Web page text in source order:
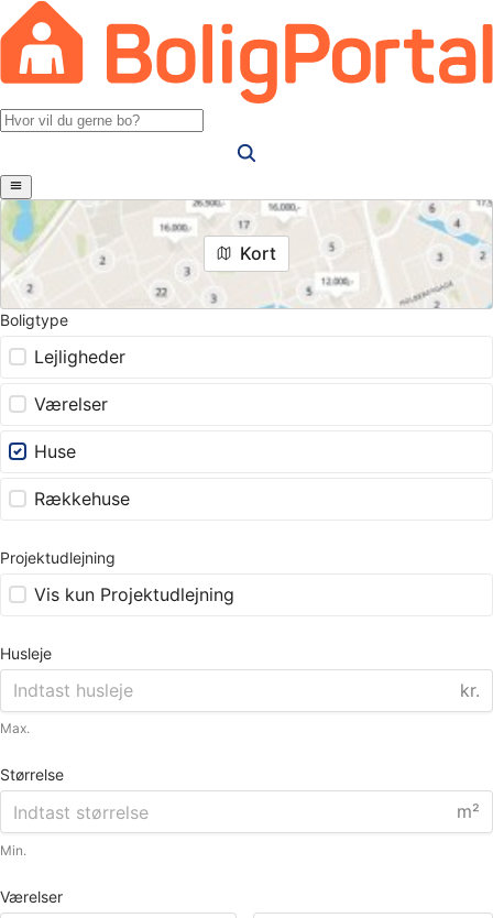
Kort
Boligtype
Lejligheder
Værelser
Huse
Rækkehuse
Projektudlejning
Vis kun Projektudlejning
Husleje
kr.
Max.
Størrelse
m²
Min.
Værelser